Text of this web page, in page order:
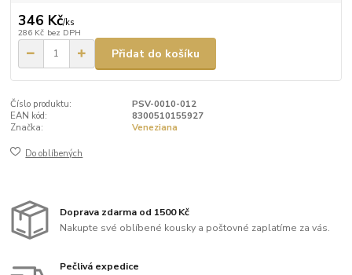
346 Kč/ks
286 Kč bez DPH
Přidat do košíku
Číslo produktu:
PSV-0010-012
EAN kód:
8300510155927
Značka:
Veneziana
Do oblíbených
Doprava zdarma od 1500 Kč
Nakupte své oblíbené kousky a poštovné zaplatíme za vás.
Pečlivá expedice